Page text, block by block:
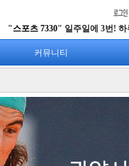
스포츠 7330" 일주일에 3번! 하루
커뮤니티